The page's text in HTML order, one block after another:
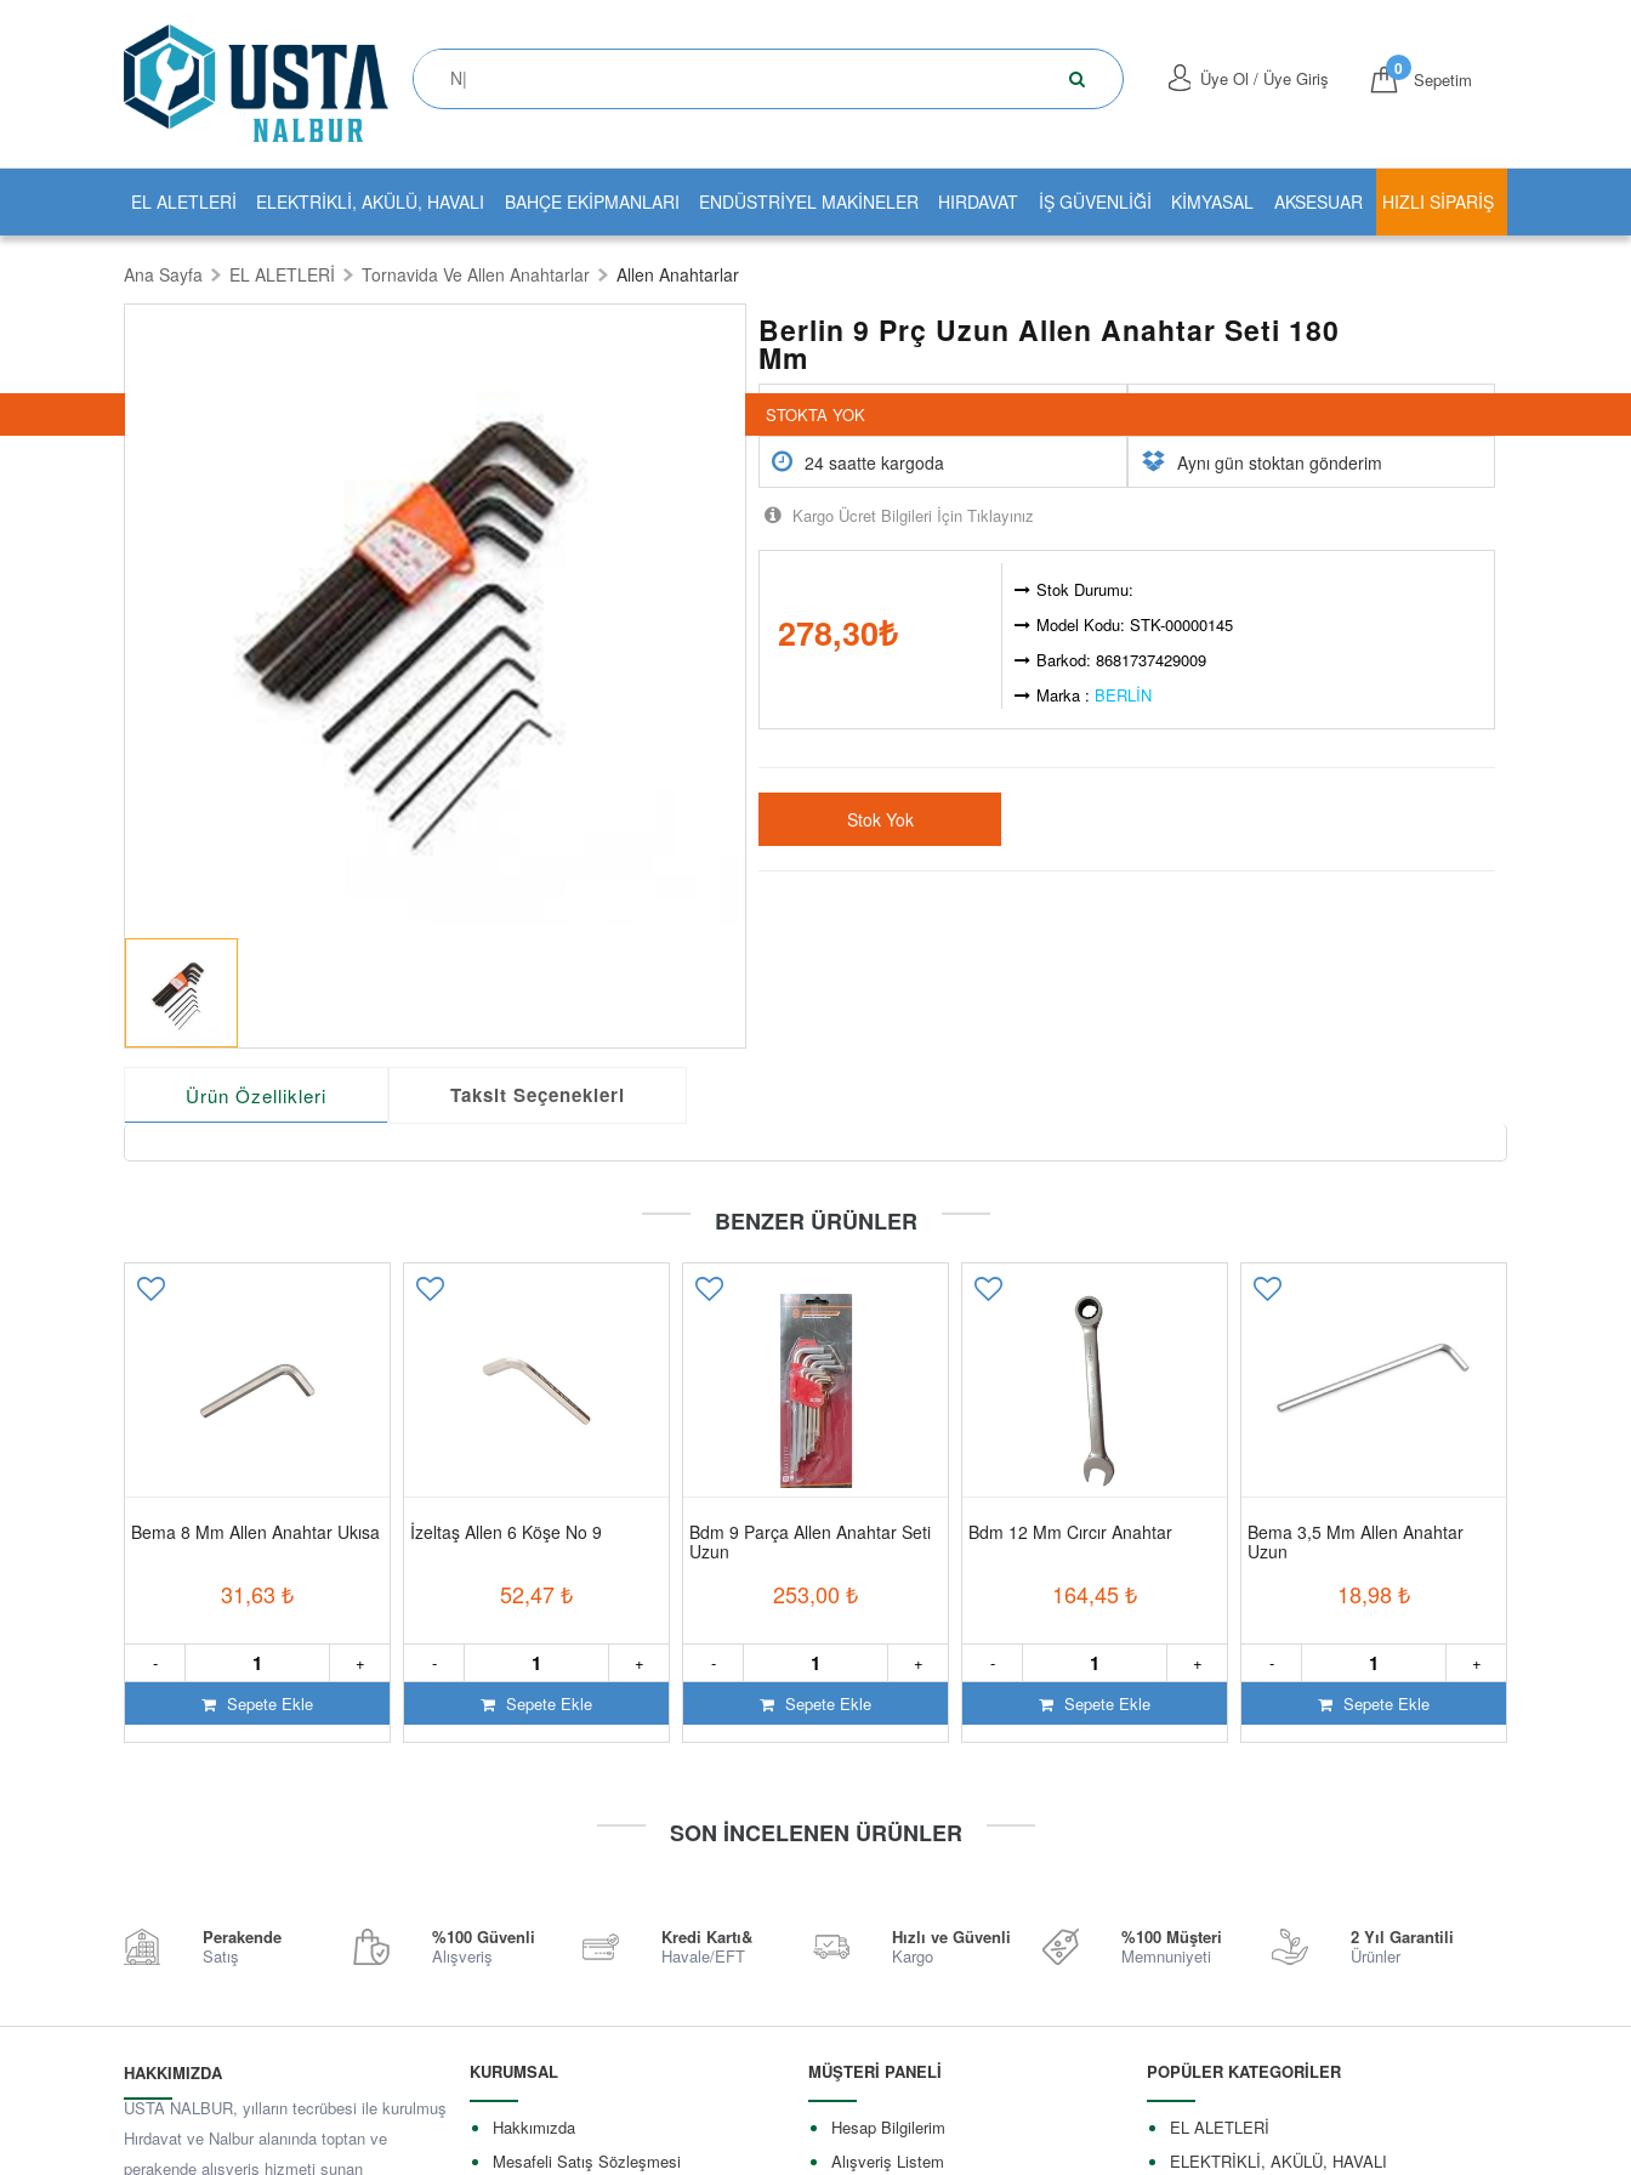
Sepetim
0
Üye Ol / Üye Giriş
EL ALETLERİ ELEKTRİKLİ, AKÜLÜ, HAVALI BAHÇE EKİPMANLARI ENDÜSTRİYEL MAKİNELER HIRDAVAT İŞ GÜVENLİĞİ KİMYASAL AKSESUAR HIZLI SIPARIŞ
Ana Sayfa EL ALETLERİ Tornavida Ve Allen Anahtarlar Allen Anahtarlar
Berlin 9 Prç Uzun Allen Anahtar Seti 180
Mm
Vade farksız 3 taksit seçeneği
24 saatte kargoda Aynı gün stoktan gönderim
Kargo Ücret Bilgileri İçin Tıklayınız
278,30₺
Stok Durumu:
STOKTA YOK
Model Kodu: STK-00000145
Barkod: 8681737429009
Marka : BERLİN
Stok Yok
Ürün Özellikleri Taksit Seçenekleri
BENZER ÜRÜNLER
Bema 8 Mm Allen Anahtar Ukısa
31,63 ₺
+
-
Sepete Ekle
İzeltaş Allen 6 Köşe No 9
52,47₺
+
-
Sepete Ekle
Bdm 9 Parça Allen Anahtar Seti
Uzun
253,00 ₺
+
-
Sepete Ekle
Bdm 12 Mm Cırcır Anahtar
164,45₺
+
-
Sepete Ekle
Bema 3,5 Mm Allen Anahtar
Uzun
18,98₺
+
-
Sepete Ekle
SON İNCELENEN ÜRÜNLER
Perakende
Satış
%100 Güvenli
Alışveriş
Kredi Kartı&
Havale/EFT
Hızlı ve Güvenli
Kargo
%100 Müşteri
Memnuniyeti
2 Yıl Garantili
Ürünler
HAKKIMIZDA
USTA NALBUR, yılların tecrübesi ile kurulmuş
Hırdavat ve Nalbur alanında toptan ve
perakende alışveriş hizmeti sunan
KURUMSAL
Hakkımızda
Mesafeli Satış Sözleşmesi
MÜŞTERİ PANELİ
Hesap Bilgilerim
Alışveriş Listem
POPÜLER KATEGORİLER
EL ALETLERİ
ELEKTRİKLİ, AKÜLÜ, HAVALI